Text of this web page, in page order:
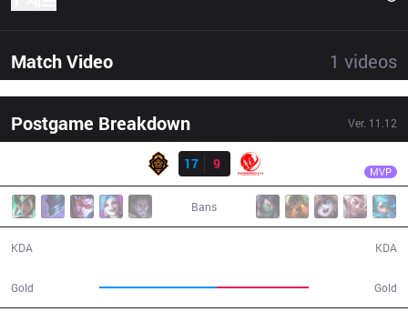
Match Video 1 videos
Postgame Breakdown Ver. 11.12
17
9 MVP
Bans
KDA
Gold Gold
KDA